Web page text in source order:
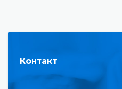
Контакт